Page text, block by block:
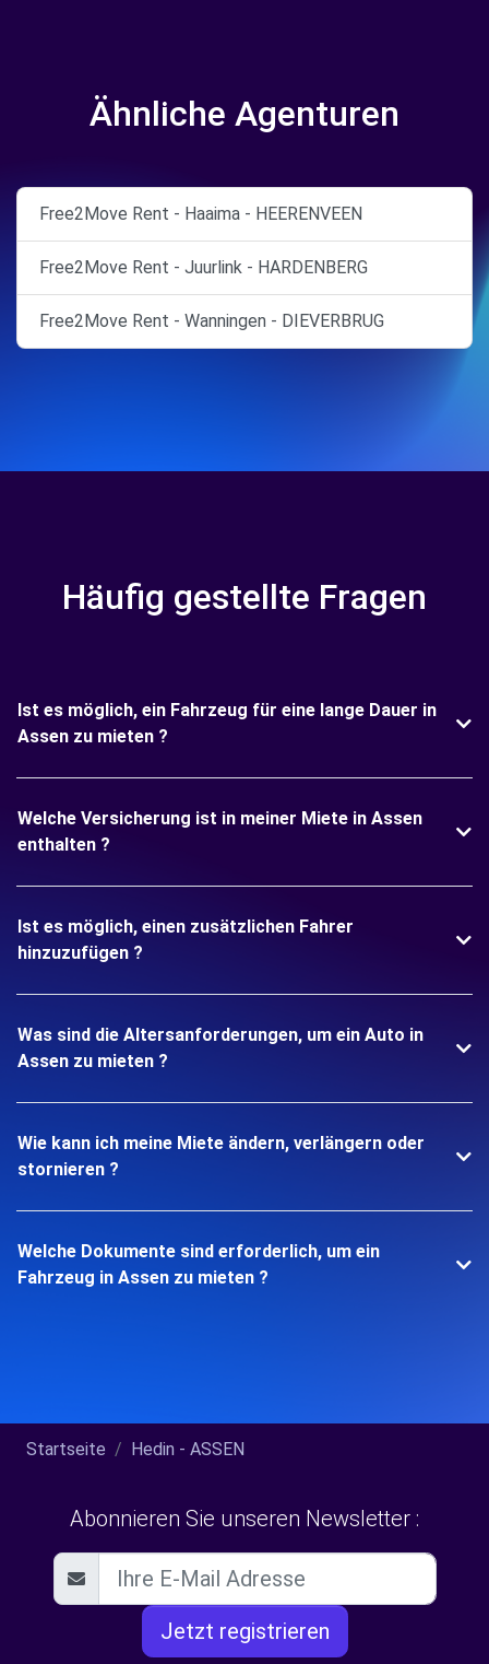
Ähnliche Agenturen
Free2Move Rent - Haaima - HEERENVEEN
Free2Move Rent - Juurlink - HARDENBERG
Free2Move Rent - Wanningen - DIEVERBRUG
Häufig gestellte Fragen
Ist es möglich, ein Fahrzeug für eine lange Dauer in
Assen zu mieten ?
Welche Versicherung ist in meiner Miete in Assen
enthalten ?
Ist es möglich, einen zusätzlichen Fahrer
hinzuzufügen ?
Was sind die Altersanforderungen, um ein Auto in
Assen zu mieten ?
Wie kann ich meine Miete ändern, verlängern oder
stornieren ?
Welche Dokumente sind erforderlich, um ein
Fahrzeug in Assen zu mieten ?
Startseite Hedin - ASSEN
Abonnieren Sie unseren Newsletter :
Jetzt registrieren